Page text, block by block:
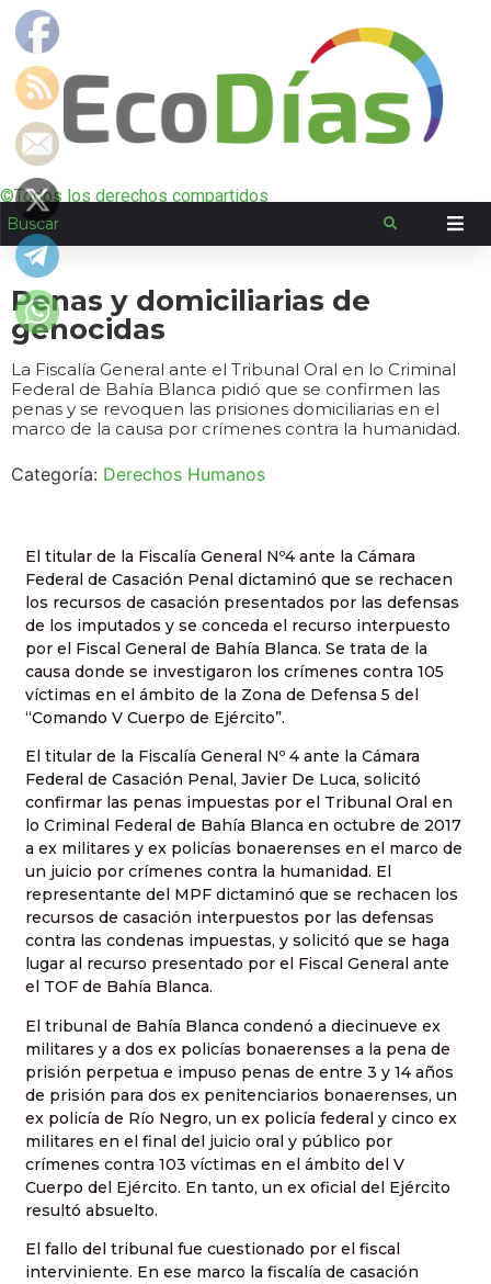
©Todos los derechos compartidos
Penas y domiciliarias de
genocidas
La Fiscalía General ante el Tribunal Oral en lo Criminal
Federal de Bahía Blanca pidió que se confirmen las
penas y se revoquen las prisiones domiciliarias en el
marco de la causa por crímenes contra la humanidad.
Categoría: Derechos Humanos
El titular de la Fiscalía General Nº4 ante la Cámara
Federal de Casación Penal dictaminó que se rechacen
los recursos de casación presentados por las defensas
de los imputados y se conceda el recurso interpuesto
por el Fiscal General de Bahía Blanca. Se trata de la
causa donde se investigaron los crímenes contra 105
víctimas en el ámbito de la Zona de Defensa 5 del
“Comando V Cuerpo de Ejército”.
El titular de la Fiscalía General Nº 4 ante la Cámara
Federal de Casación Penal, Javier De Luca, solicitó
confirmar las penas impuestas por el Tribunal Oral en
lo Criminal Federal de Bahía Blanca en octubre de 2017
a ex militares y ex policías bonaerenses en el marco de
un juicio por crímenes contra la humanidad. El
representante del MPF dictaminó que se rechacen los
recursos de casación interpuestos por las defensas
contra las condenas impuestas, y solicitó que se haga
lugar al recurso presentado por el Fiscal General ante
el TOF de Bahía Blanca.
El tribunal de Bahía Blanca condenó a diecinueve ex
militares y a dos ex policías bonaerenses a la pena de
prisión perpetua e impuso penas de entre 3 y 14 años
de prisión para dos ex penitenciarios bonaerenses, un
ex policía de Río Negro, un ex policía federal y cinco ex
militares en el final del juicio oral y público por
crímenes contra 103 víctimas en el ámbito del V
Cuerpo del Ejército. En tanto, un ex oficial del Ejército
resultó absuelto.
El fallo del tribunal fue cuestionado por el fiscal
interviniente. En ese marco la fiscalía de casación